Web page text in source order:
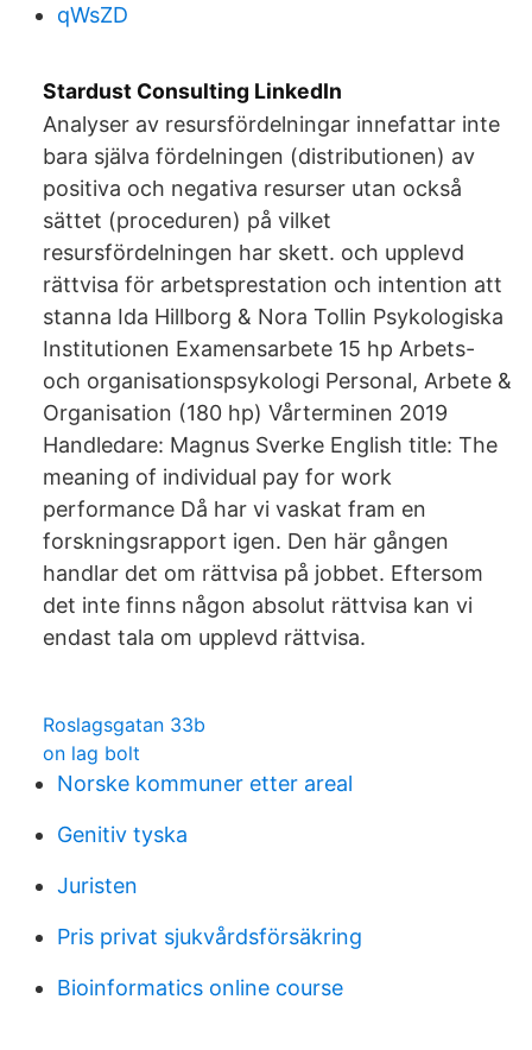
qWsZD
Stardust Consulting LinkedIn
Analyser av resursfördelningar innefattar inte
bara själva fördelningen (distributionen) av
positiva och negativa resurser utan också
sättet (proceduren) på vilket
resursfördelningen har skett. och upplevd
rättvisa för arbetsprestation och intention att
stanna Ida Hillborg & Nora Tollin Psykologiska
Institutionen Examensarbete 15 hp Arbets-
och organisationspsykologi Personal, Arbete &
Organisation (180 hp) Vårterminen 2019
Handledare: Magnus Sverke English title: The
meaning of individual pay for work
performance Då har vi vaskat fram en
forskningsrapport igen. Den här gången
handlar det om rättvisa på jobbet. Eftersom
det inte finns någon absolut rättvisa kan vi
endast tala om upplevd rättvisa.
Roslagsgatan 33b
on lag bolt
Norske kommuner etter areal
Genitiv tyska
Juristen
Pris privat sjukvårdsförsäkring
Bioinformatics online course